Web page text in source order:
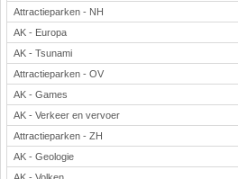
Attractieparken - NH
AK - Europa
AK - Tsunami
Attractieparken - OV
AK - Games
AK - Verkeer en vervoer
Attractieparken - ZH
AK - Geologie